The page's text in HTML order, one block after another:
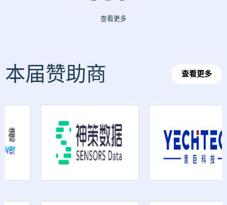
查看更多
本届赞助商 查看更多